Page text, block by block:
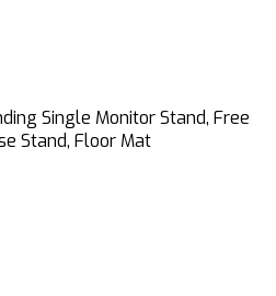
Single Monitor Stand, Free
Stand, Floor Mat